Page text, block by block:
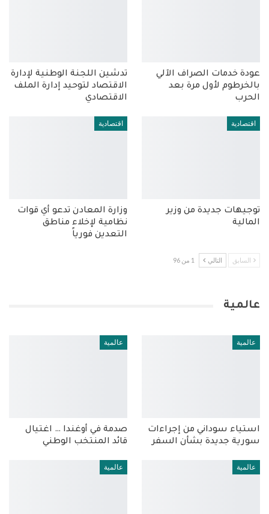
عودة خدمات الصراف الآلي
بالخرطوم لأول مرة بعد
الحرب
تدشين اللجنة الوطنية لإدارة
الاقتصاد لتوحيد إدارة الملف
الاقتصادي
اقتصادية
توجيهات جديدة من وزير
المالية
اقتصادية
وزارة المعادن تدعو أي قوات
نظامية لإخلاء مناطق
التعدين فورياً
السابق التالي 1 من 96
عالمية
عالمية
استياء سوداني من إجراءات
سورية جديدة بشأن السفر
عالمية
صدمة في أوغندا … اغتيال
قائد المنتخب الوطني
عالمية عالمية